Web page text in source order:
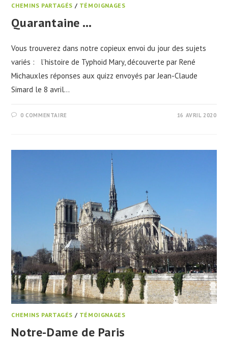
CHEMINS PARTAGÉS / TÉMOIGNAGES
Quarantaine …
Vous trouverez dans notre copieux envoi du jour des sujets
variés : l’histoire de Typhoid Mary, découverte par René
Michauxles réponses aux quizz envoyés par Jean-Claude
Simard le 8 avril…
0 COMMENTAIRE 16 AVRIL 2020
CHEMINS PARTAGÉS / TÉMOIGNAGES
Notre-Dame de Paris